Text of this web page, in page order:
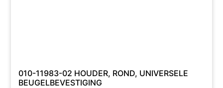
010-11983-02 HOUDER, ROND, UNIVERSELE
BEUGELBEVESTIGING